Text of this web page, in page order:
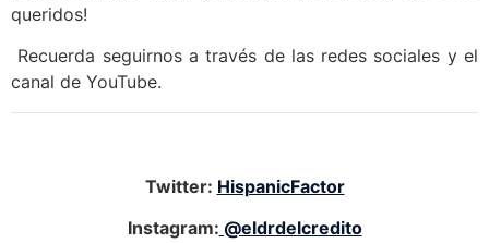
queridos!
Recuerda seguirnos a través de las redes sociales y el
canal de YouTube.
Twitter: HispanicFactor
Instagram: @eldrdelcredito